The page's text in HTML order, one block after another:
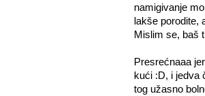
namigivanje
lakše porodite,
Mislim se, baš
Presrećnaaa
kući :D, i jedva
tog užasno